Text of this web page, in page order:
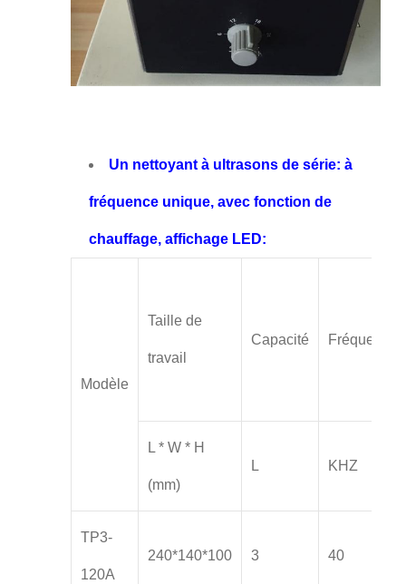
Un nettoyant à ultrasons de série: à
fréquence unique, avec fonction de
chauffage, affichage LED:
Modèle
Taille de
travail
Capacité Fréquence
L * W * H
(mm)
L KHZ
TP3-
120A
240*140*100 3 40